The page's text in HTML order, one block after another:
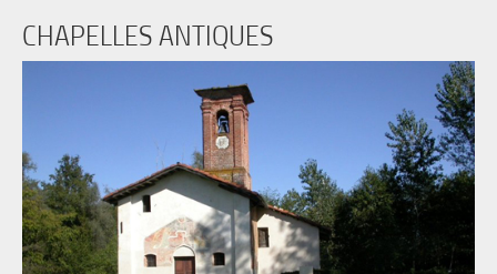
CHAPELLES ANTIQUES